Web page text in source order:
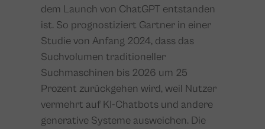
dem Launch von ChatGPT entstanden
ist. So prognostiziert Gartner in einer
Studie von Anfang 2024, dass das
Suchvolumen traditioneller
Suchmaschinen bis 2026 um 25
Prozent zurückgehen wird, weil Nutzer
vermehrt auf KI-Chatbots und andere
generative Systeme ausweichen. Die